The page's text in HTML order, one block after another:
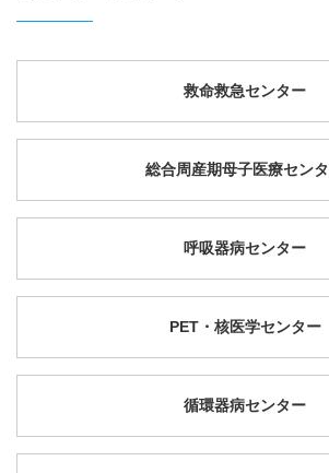
救命救急センター
総合周産期母子医療セン
呼吸器病センター
PET・核医学センター
循環器病センター